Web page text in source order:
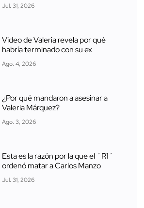
Jul. 31, 2026
Video de Valeria revela por qué
habría terminado con su ex
Ago. 4, 2026
¿Por qué mandaron a asesinar a
Valeria Márquez?
Ago. 3, 2026
Esta es la razón por la que el ´R1´
ordenó matar a Carlos Manzo
Jul. 31, 2026